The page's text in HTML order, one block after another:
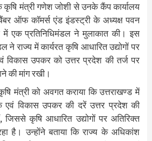
मंत्री गणेश जोशी से उनके कैंप कार्यालय
ऑफ कॉमर्स एंड इंडस्ट्री के अध्यक्ष पवन
एक प्रतिनिधिमंडल ने मुलाकात की। इस
ने राज्य में कार्यरत कृषि आधारित उद्योगों पर
विकास उपकर को उत्तर प्रदेश की तर्ज पर
की मांग रखी।
मंत्री को अवगत कराया कि उत्तराखण्ड में
एवं विकास उपकर की दरें उत्तर प्रदेश की
कृषि आधारित उद्योगों पर अतिरिक्त
है। उन्होंने बताया कि राज्य के अधिकांश